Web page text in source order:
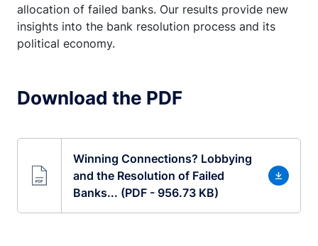
allocation of failed banks. Our results provide new
insights into the bank resolution process and its
political economy.
Download the PDF
Winning Connections? Lobbying
and the Resolution of Failed
Banks... (PDF - 956.73 KB)